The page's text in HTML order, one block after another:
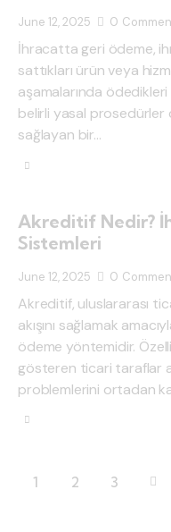
June 12, 2025 0
İhracatta geri ödeme,
sattıkları ürün veya
aşamalarında
belirli yasal prosedürler
sağlayan bir…
Akreditif Nedir?
Sistemleri
June 12, 2025 0
Akreditif, uluslararası
akışını sağlamak
ödeme yöntemidir.
gösteren ticari taraflar
problemlerini ortadan
1 2 3